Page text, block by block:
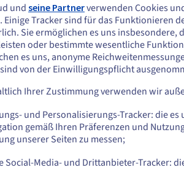
Sekundärmodus? Eine Floating IP kann
Instanz umschalten, die so in jedem
einfacher. Verschieben Sie einfach die
eingerichteten Instanz zu. Sie empfängt
wird zu einer aktiven Komponente Ihrer
scheinen sich in
Sie aus Vereinigte Staaten bestellen möchten,
Website umsehen und dort einen
zur [Website] Webseite
us.ovhcloud.com/public-cloud Englisch
und seine Partnerverwenden Cookies
Einige Tracker sind für das Funktionieren
Sie ermöglichen es uns insbesondere,
oder bestimmte wesentliche
es uns, anonyme
von der Einwilligungspflicht
Ihrer Zustimmung verwenden wir
und Personalisierungs-Tracker: die
gemäß Ihren Präferenzen und
unserer Seiten zu messen;
Social-Media- und Drittanbieter-Tracker: